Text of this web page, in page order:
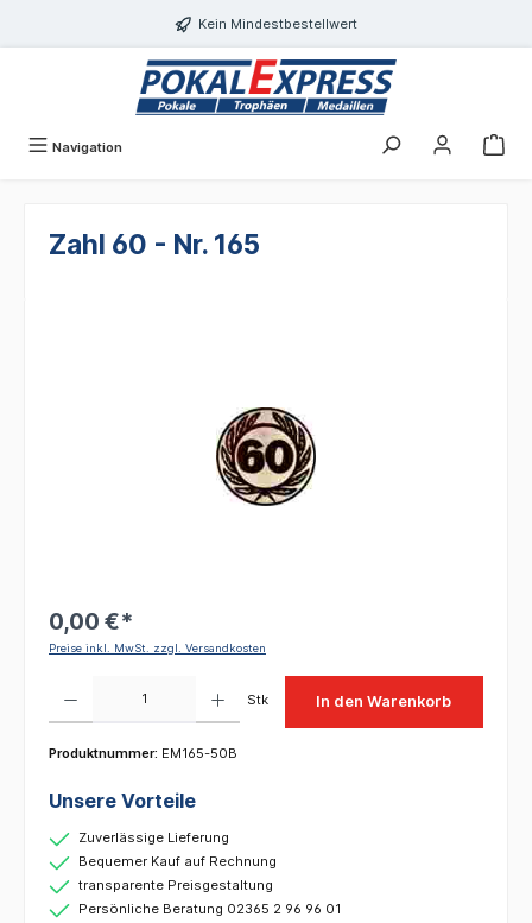
Kein Mindestbestellwert
Navigation
Zahl 60 - Nr. 165
0,00 €*
Preise inkl. MwSt. zzgl. Versandkosten
Stk In den Warenkorb
Produktnummer: EM165-50B
Unsere Vorteile
Zuverlässige Lieferung
Bequemer Kauf auf Rechnung
transparente Preisgestaltung
Persönliche Beratung 02365 2 96 96 01